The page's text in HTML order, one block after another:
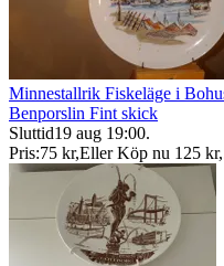
Minnestallrik Fiskeläge i
Benporslin Fint skick
Sluttid19 aug 19:00.
Pris:75 kr,Eller Köp nu 125 kr,